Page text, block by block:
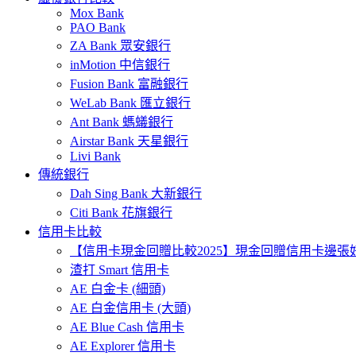
Mox Bank
PAO Bank
ZA Bank 眾安銀行
inMotion 中信銀行
Fusion Bank 富融銀行
WeLab Bank 匯立銀行
Ant Bank 螞蟻銀行
Airstar Bank 天星銀行
Livi Bank
傳統銀行
Dah Sing Bank 大新銀行
Citi Bank 花旗銀行
信用卡比較
【信用卡現金回贈比較2025】現金回贈信用卡邊
渣打 Smart 信用卡
AE 白金卡 (細頭)
AE 白金信用卡 (大頭)
AE Blue Cash 信用卡
AE Explorer 信用卡